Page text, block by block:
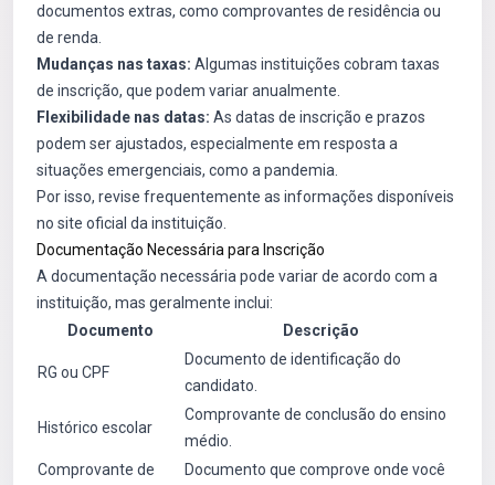
documentos extras, como comprovantes de residência ou
de renda.
Mudanças nas taxas: Algumas instituições cobram taxas
de inscrição, que podem variar anualmente.
Flexibilidade nas datas: As datas de inscrição e prazos
podem ser ajustados, especialmente em resposta a
situações emergenciais, como a pandemia.
Por isso, revise frequentemente as informações disponíveis
no site oficial da instituição.
Documentação Necessária para Inscrição
A documentação necessária pode variar de acordo com a
instituição, mas geralmente inclui:
Documento
Descrição
RG ou CPF
Documento de identificação do
candidato.
Histórico escolar
Comprovante de conclusão do ensino
médio.
Comprovante de
Documento que comprove onde você